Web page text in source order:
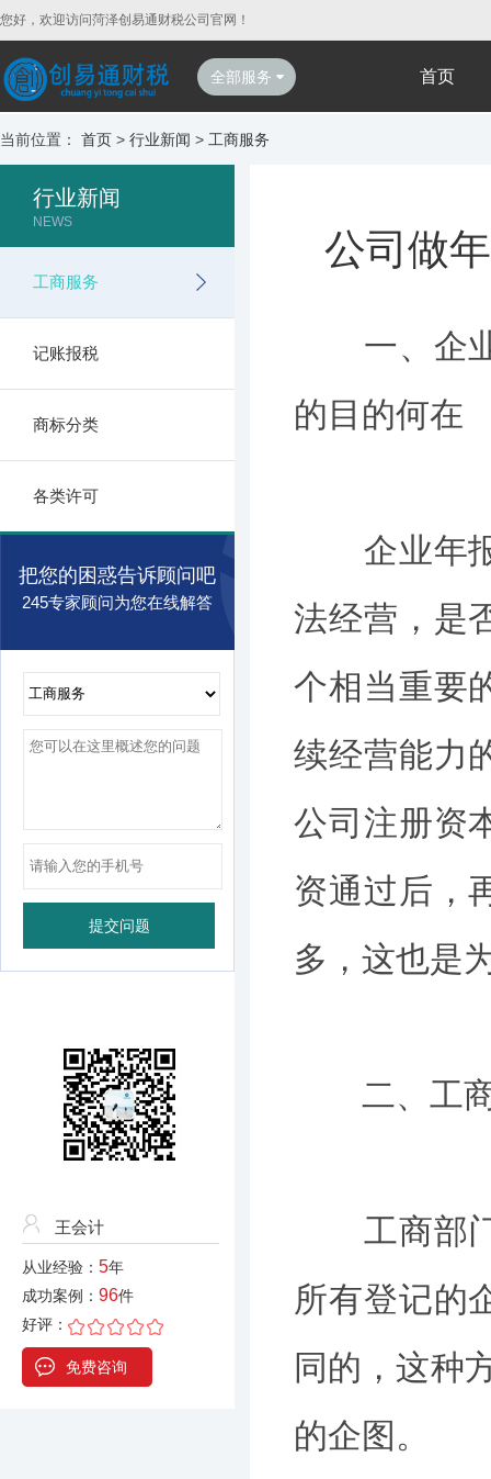
您好，欢迎访问菏泽创易通财税公司官网！
全部服务 首页
当前位置： 首页 > 行业新闻 > 工商服务
行业新闻
NEWS
工商服务
记账报税
商标分类
各类许可
把您的困惑告诉顾问吧
245专家顾问为您在线解答
王会计
从业经验： 5年
成功案例： 96件
好评：
免费咨询
公司做
一、企业
的目的何在
企业年报
法经营，是
个相当重要
续经营能力
公司注册资
资通过后，
多，这也是
二、工商
工商部门
所有登记的
同的，这种
的企图。